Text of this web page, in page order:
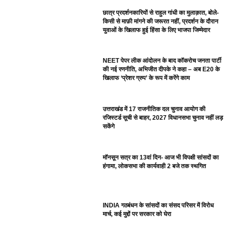
छात्र प्रदर्शनकारियों से राहुल गांधी का मुलाक़ात, बोले-
किसी से माफ़ी मांगने की जरूरत नहीं, प्रदर्शन के दौरान
युवाओं के खिलाफ हुई हिंसा के लिए भाजपा जिम्मेदार
NEET पेपर लीक आंदोलन के बाद कॉकरोच जनता पार्टी
की नई रणनीति, अभिजीत दीपके ने कहा – अब E20 के
खिलाफ ‘प्रेशर ग्रुप’ के रूप में करेंगे काम
उत्तराखंड में 17 राजनीतिक दल चुनाव आयोग की
रजिस्टर्ड सूची से बाहर, 2027 विधानसभा चुनाव नहीं लड़
सकेंगे
मॉनसून सत्र का 13वां दिन- आज भी विपक्षी सांसदों का
हंगामा, लोकसभा की कार्यवाही 2 बजे तक स्थगित
INDIA गठबंधन के सांसदों का संसद परिसर में विरोध
मार्च, कई मुद्दों पर सरकार को घेरा